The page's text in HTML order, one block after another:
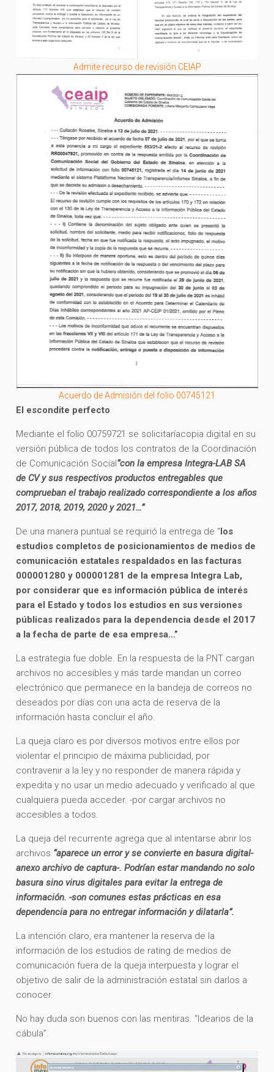
Admite recurso de revisión CEIAP
Acuerdo de Admisión del folio 00745121
El escondite perfecto
Mediante el folio 00759721 se solicitaríacopia digital en su
versión pública de todos los contratos de la Coordinación
de Comunicación Social“con la empresa Integra-LAB SA
de CV y sus respectivos productos entregables que
comprueban el trabajo realizado correspondiente a los años
2017, 2018, 2019, 2020 y 2021…”
De una manera puntual se requirió la entrega de “los
estudios completos de posicionamientos de medios de
comunicación estatales respaldados en las facturas
000001280 y 000001281 de la empresa Integra Lab,
por considerar que es información pública de interés
para el Estado y todos los estudios en sus versiones
públicas realizados para la dependencia desde el 2017
a la fecha de parte de esa empresa…”
La estrategia fue doble. En la respuesta de la PNT cargan
archivos no accesibles y más tarde mandan un correo
electrónico que permanece en la bandeja de correos no
deseados por días con una acta de reserva de la
información hasta concluir el año.
La queja claro es por diversos motivos entre ellos por
violentar el principio de máxima publicidad, por
contravenir a la ley y no responder de manera rápida y
expedita y no usar un medio adecuado y verificado al que
cualquiera pueda acceder. -por cargar archivos no
accesibles a todos.
La queja del recurrente agrega que al intentarse abrir los
archivos “aparece un error y se convierte en basura digital-
anexo archivo de captura-. Podrían estar mandando no solo
basura sino virus digitales para evitar la entrega de
información. -son comunes estas prácticas en esa
dependencia para no entregar información y dilatarla”.
La intención claro, era mantener la reserva de la
información de los estudios de rating de medios de
comunicación fuera de la queja interpuesta y lograr el
objetivo de salir de la administración estatal sin darlos a
conocer.
No hay duda son buenos con las mentiras. “Idearios de la
cábula”.